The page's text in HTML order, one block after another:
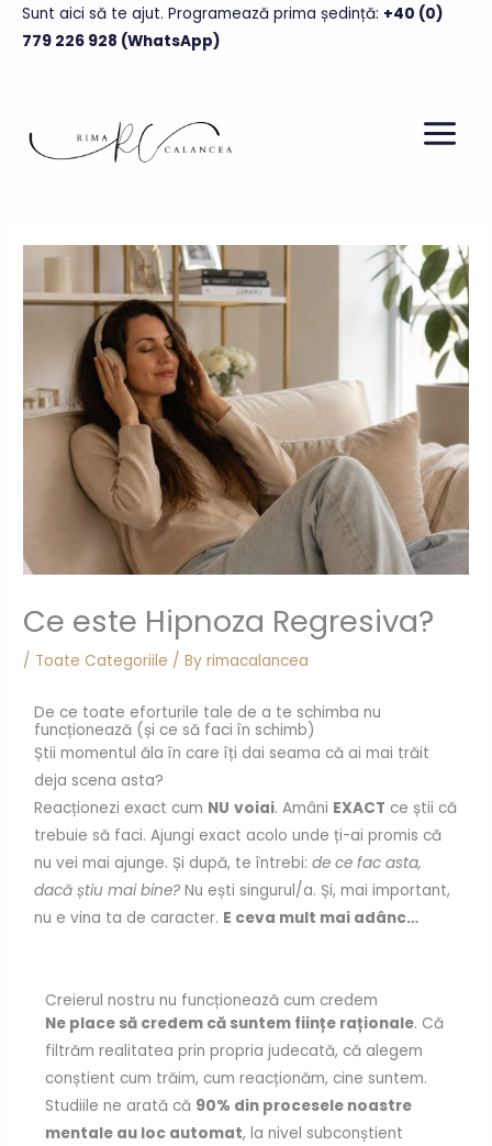
SkipSunt aici să te ajut. Programează prima ședință: +40 (0)
779 226 928 (WhatsApp)
Ce este Hipnoza Regresiva?
/ Toate Categoriile / Byrimacalancea
De ce toate eforturile tale de a te schimba nu
funcționează (și ce să faci în schimb)
Știi momentul ăla în care îți dai seama că ai mai trăit
deja scena asta?
Reacționezi exact cum NU voiai. Amâni EXACT ce știi că
trebuie să faci. Ajungi exact acolo unde ți-ai promis că
nu vei mai ajunge. Și după, te întrebi:de ce fac asta,
dacă știu mai bine?Nu ești singurul/a. Și, mai important,
nu e vina ta de caracter. E ceva mult mai adânc…
Creierul nostru nu funcționează cum credem
Ne place să credem că suntem ființe raționale. Că
filtrăm realitatea prin propria judecată, că alegem
conștient cum trăim, cum reacționăm, cine suntem.
Studiile ne arată că 90% din procesele noastre
mentale au loc automat, la nivel subconștient